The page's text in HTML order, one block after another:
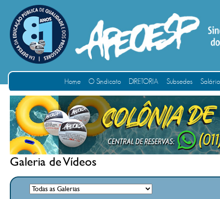
Home O Sindicato DIRETORIA Subsedes
Galeria de Vídeos